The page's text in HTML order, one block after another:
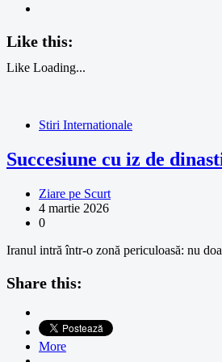
Like this:
Like Loading...
Stiri Internationale
Succesiune cu iz de
Ziare pe Scurt
4 martie 2026
0
Iranul intră într-o zonă periculoasă: nu
Share this:
More